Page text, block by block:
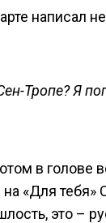
написал
Тропе? Я
в голове
«Для тебя»
это –